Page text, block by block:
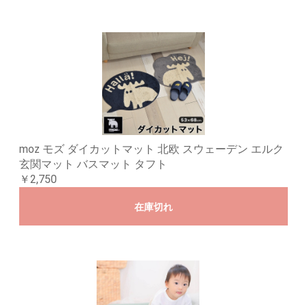
moz モズ ダイカットマット 北欧 スウェーデン エルク
玄関マット バスマット タフト
￥2,750
在庫切れ